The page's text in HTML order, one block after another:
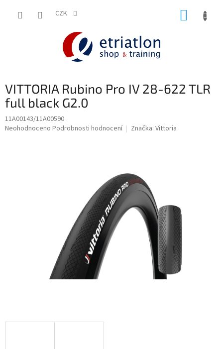
CZK
VITTORIA Rubino Pro IV 28-622 TLR
full black G2.0
11A00143/11A00590
Průměrné
Neohodnoceno Podrobnosti hodnocení Značka: Vittoria
shop.etriatlon.cz - Chat